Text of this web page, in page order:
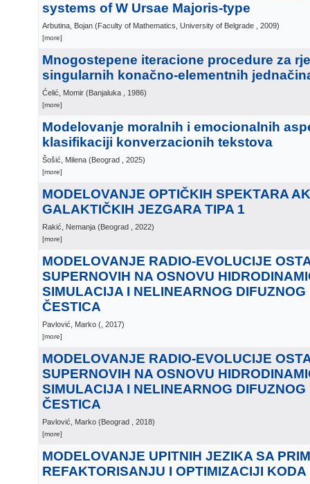
systems of W Ursae Majoris-type
Arbutina, Bojan (Faculty of Mathematics, University of Belgrade , 2009)
[more]
Mnogostepene iteracione procedure za
singularnih konačno-elementnih
Ćelić, Momir (Banjaluka , 1986)
[more]
Modelovanje moralnih i emocionalnih
klasifikaciji konverzacionih tekstova
Šošić, Milena (Beograd , 2025)
[more]
MODELOVANJE OPTIČKIH SPEKTARA
GALAKTIČKIH JEZGARA TIPA 1
Rakić, Nemanja (Beograd , 2022)
[more]
MODELOVANJE RADIO-EVOLUCIJE
SUPERNOVIH NA OSNOVU
SIMULACIJA I NELINEARNOG
ČESTICA
Pavlović, Marko ( , 2017)
[more]
MODELOVANJE RADIO-EVOLUCIJE
SUPERNOVIH NA OSNOVU
SIMULACIJA I NELINEARNOG
ČESTICA
Pavlović, Marko (Beograd , 2018)
[more]
MODELOVANJE UPITNIH JEZIKA SA
REFAKTORISANJU I OPTIMIZACIJI KODA